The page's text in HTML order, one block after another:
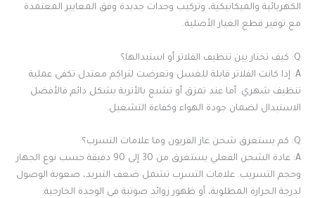
الكهربائية والميكانيكية، وتركيب وحدات جديدة وفق المعايير المعتمدة
مع توفير قطع الغيار الأصلية.
Q: كيف تختار بين تنظيف الفلاتر أو استبدالها؟
A: إذا كانت الفلاتر قابلة للغسل وتعرضت لتراكم معتدل تكفي عملية
تنظيف شهري. أما عند تمزق أو تشبع بالأتربة بشكل دائم فالأفضل
الاستبدال لضمان جودة الهواء وكفاءة التشغيل.
Q: كم يستغرق شحن غاز الفريون وما علامات التسرب؟
A: عادة الشحن الفعلي يستغرق من 30 إلى 90 دقيقة حسب نوع الجهاز
وحجم التسريب. علامات التسرب تشمل ضعف التبريد، صعوبة الوصول
لدرجة الحرارة المطلوبة، أو ظهور زوائد صوتية في الوحدة الخارجية.